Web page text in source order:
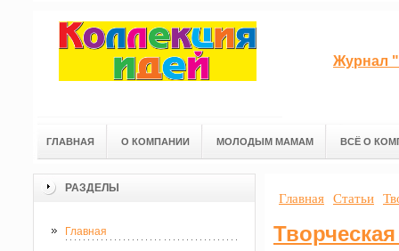
Журнал
ГЛАВНАЯ О КОМПАНИИ МОЛОДЫМ МАМАМ ВСЁ О
РАЗДЕЛЫ
Главная
Главная Статьи